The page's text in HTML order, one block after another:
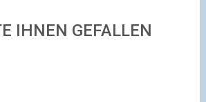
IHNEN GEFALLEN